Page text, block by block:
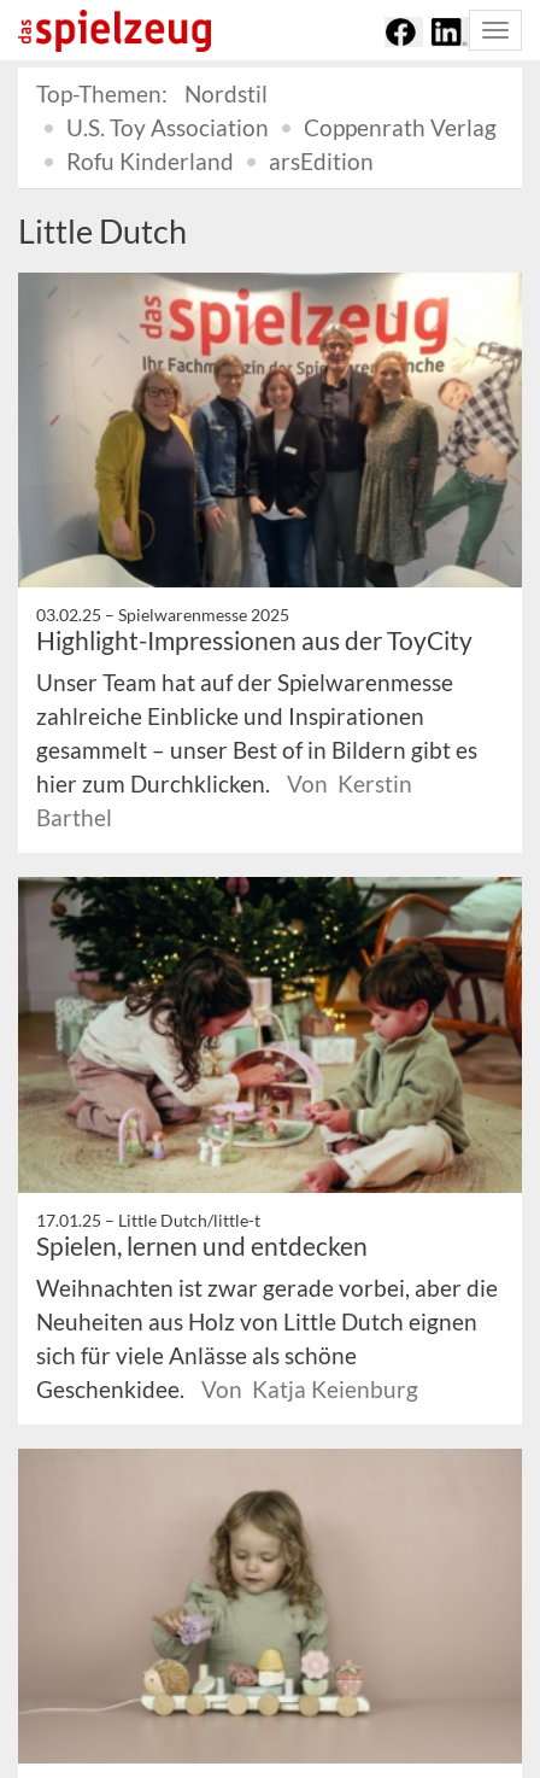
Top-Themen:
Nordstil
U.S. Toy Association
Coppenrath Verlag
Rofu Kinderland
arsEdition
Little Dutch
03.02.25 – Spielwarenmesse 2025
Highlight-Impressionen aus der ToyCity
Unser Team hat auf der Spielwarenmesse
zahlreiche Einblicke und Inspirationen
gesammelt – unser Best of in Bildern gibt es
hier zum Durchklicken.
Von Kerstin
Barthel
17.01.25 – Little Dutch/little-t
Spielen, lernen und entdecken
Weihnachten ist zwar gerade vorbei, aber die
Neuheiten aus Holz von Little Dutch eignen
sich für viele Anlässe als schöne
Geschenkidee.
Von Katja Keienburg